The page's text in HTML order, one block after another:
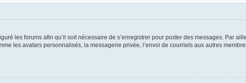
les forums afin qu’il soit nécessaire de s’enregistrer pour poster des messages. Par
les avatars personnalisés, la messagerie privée, l’envoi de courriels aux autres